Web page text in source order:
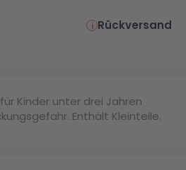
Rückversand
Kinder unter drei Jahren
Enthält Kleinteile.